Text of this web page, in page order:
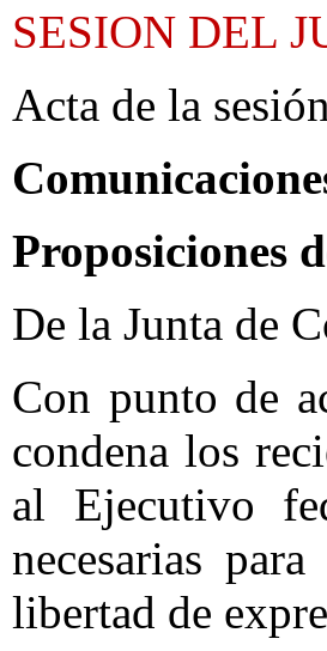
SESION DEL
Acta de la
Proposiciones
De la Junta de
Con punto de
condena los
al Ejecutivo
necesarias
libertad de